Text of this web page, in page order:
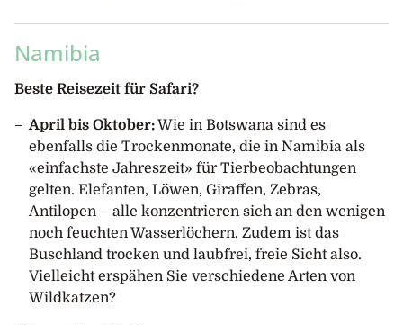
Namibia
Beste Reisezeit für Safari?
April bis Oktober:Wie in Botswana sind es
ebenfalls die Trockenmonate, die in Namibia als
«einfachste Jahreszeit» für Tierbeobachtungen
gelten. Elefanten, Löwen, Giraffen, Zebras,
Antilopen – alle konzentrieren sich an den wenigen
noch feuchten Wasserlöchern. Zudem ist das
Buschland trocken und laubfrei, freie Sicht also.
Vielleicht erspähen Sie verschiedene Arten von
Wildkatzen?